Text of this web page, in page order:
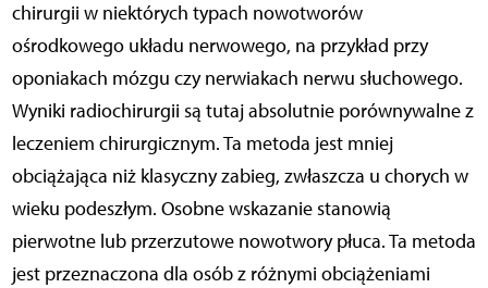
chirurgii w niektórych typach nowotworów
ośrodkowego układu nerwowego, na przykład przy
oponiakach mózgu czy nerwiakach nerwu słuchowego.
Wyniki radiochirurgii są tutaj absolutnie porównywalne z
leczeniem chirurgicznym. Ta metoda jest mniej
obciążająca niż klasyczny zabieg, zwłaszcza u chorych w
wieku podeszłym. Osobne wskazanie stanowią
pierwotne lub przerzutowe nowotwory płuca. Ta metoda
jest przeznaczona dla osób z różnymi obciążeniami